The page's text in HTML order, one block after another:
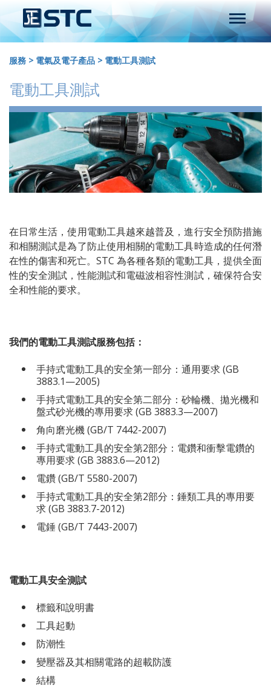
服務 > 電氣及電子產品 > 電動工具測試
電動工具測試
在日常生活，使用電動工具越來越普及，進行安全預防措施
和相關測試是為了防止使用相關的電動工具時造成的任何潛
在性的傷害和死亡。STC 為各種各類的電動工具，提供全面
性的安全測試，性能測試和電磁波相容性測試，確保符合安
全和性能的要求。
我們的電動工具測試服務包括：
手持式電動工具的安全第一部分：通用要求 (GB
3883.1—2005)
手持式電動工具的安全第二部分：砂輪機、拋光機和
盤式砂光機的專用要求 (GB 3883.3—2007)
角向磨光機 (GB/T 7442-2007)
手持式電動工具的安全第2部分：電鑽和衝擊電鑽的
專用要求 (GB 3883.6—2012)
電鑽 (GB/T 5580-2007)
手持式電動工具的安全第2部分：錘類工具的專用要
求 (GB 3883.7-2012)
電錘 (GB/T 7443-2007)
電動工具安全測試
標籤和說明書
工具起動
防潮性
變壓器及其相關電路的超載防護
結構